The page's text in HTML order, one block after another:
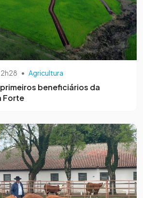
• Agricultura
beneficiários da
Forte